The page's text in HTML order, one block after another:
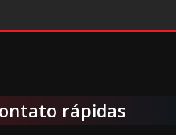
rápidas